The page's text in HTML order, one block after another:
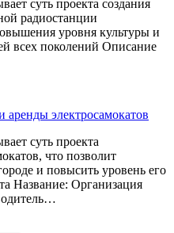
суть проекта создания
радиостанции
уровня культуры и
всех поколений Описание
аренды электросамокатов
суть проекта
что позволит
и повысить уровень его
Название: Организация